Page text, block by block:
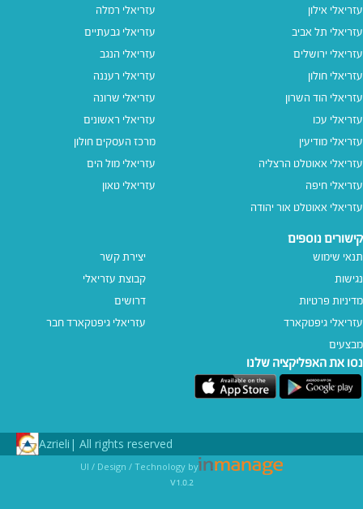
עזריאלי אילון
עזריאלי תל אביב
עזריאלי ירושלים
עזריאלי חולון
עזריאלי הוד השרון
עזריאלי עכו
עזריאלי מודיעין
עזריאלי אאוטלט הרצליה
עזריאלי חיפה
עזריאלי אאוטלט אור יהודה
עזריאלי רמלה
עזריאלי גבעתיים
עזריאלי הנגב
עזריאלי רעננה
עזריאלי שרונה
עזריאלי ראשונים
מרכז העסקים חולון
עזריאלי מול הים
עזריאלי טאון
קישורים נוספים
תנאי שימוש
נגישות
מדיניות פרטיות
עזריאלי גיפטקארד
מבצעים
יצירת קשר
קבוצת עזריאלי
דרושים
עזריאלי גיפטקארד חבר‎
נסו את האפליקציה שלנו
All rights reserved |
Azrieli
UI / Design / Technology by
v1.0.2